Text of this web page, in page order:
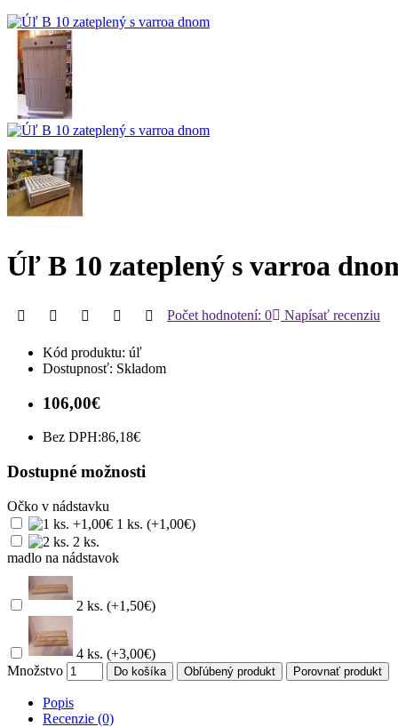
Úľ B 10 zateplený s varroa
Počet hodnotení: 0 Napísať recenziu
Kód produktu: úľ
Dostupnosť: Skladom
106,00€
Bez DPH:86,18€
Dostupné možnosti
Očko v nádstavku
1 ks. (+1,00€)
2 ks.
madlo na nádstavok
2 ks. (+1,50€)
4 ks. (+3,00€)
Množstvo
Do košíka Obľúbený produkt Porovnať produkt
Popis
Recenzie (0)